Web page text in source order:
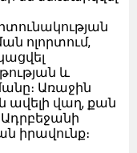
ոլորտում,
և
Առաջին
ավելի վաղ, քան
իրավունք։